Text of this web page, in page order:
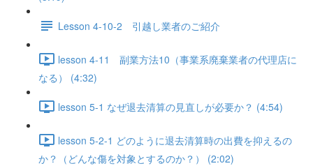
Lesson 4-10-2 引越し業者のご紹介
lesson 4-11 副業方法10（事業系廃棄業者の代理店に
なる） (4:32)
lesson 5-1 なぜ退去清算の見直しが必要か？ (4:54)
lesson 5-2-1 どのように退去清算時の出費を抑えるの
か？（どんな傷を対象とするのか？） (2:02)